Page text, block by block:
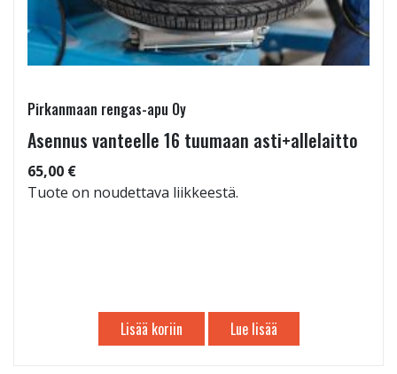
Pirkanmaan rengas-apu Oy
Asennus vanteelle 16 tuumaan asti+allelaitto
65,00 €
Tuote on noudettava liikkeestä.
Lisää koriin Lue lisää